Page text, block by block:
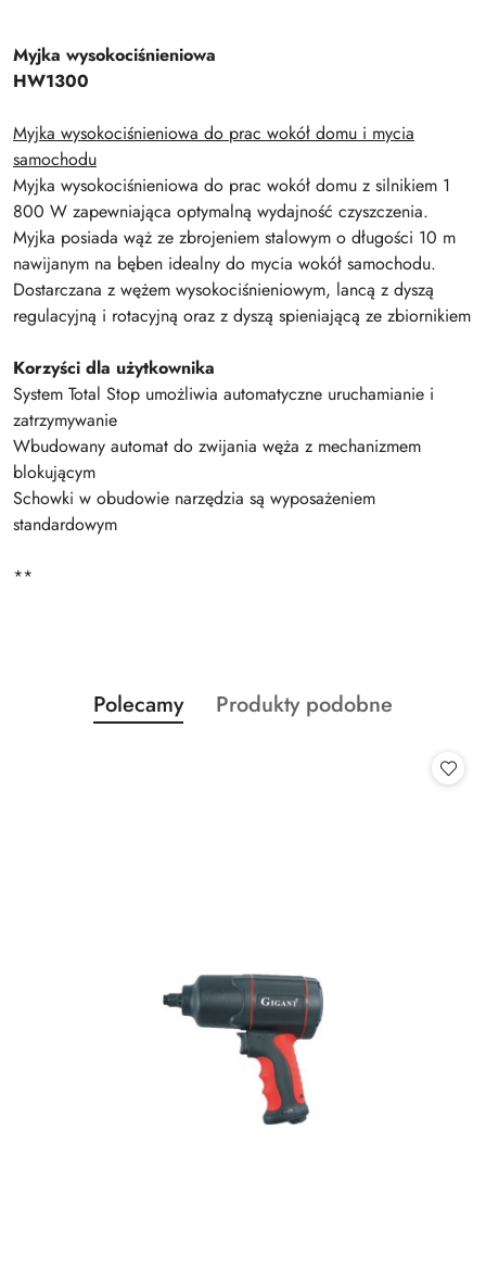
Myjka wysokociśnieniowa
HW1300
Myjka wysokociśnieniowa do prac wokół domu i mycia
samochodu
Myjka wysokociśnieniowa do prac wokół domu z silnikiem 1
800 W zapewniająca optymalną wydajność czyszczenia.
Myjka posiada wąż ze zbrojeniem stalowym o długości 10 m
nawijanym na bęben idealny do mycia wokół samochodu.
Dostarczana z wężem wysokociśnieniowym, lancą z dyszą
regulacyjną i rotacyjną oraz z dyszą spieniającą ze zbiornikiem
Korzyści dla użytkownika
System Total Stop umożliwia automatyczne uruchamianie i
zatrzymywanie
Wbudowany automat do zwijania węża z mechanizmem
blokującym
Schowki w obudowie narzędzia są wyposażeniem
standardowym
**
Pomiń karuzelę produktów
Produkty
o
Polecamy
Produkty
Produkty podobne